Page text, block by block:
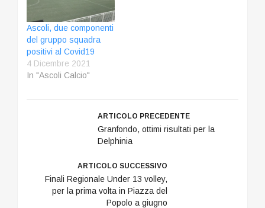
Ascoli, due componenti
del gruppo squadra
positivi al Covid19
4 Dicembre 2021
In "Ascoli Calcio"
ARTICOLO PRECEDENTE
Granfondo, ottimi risultati per la
Delphinia
ARTICOLO SUCCESSIVO
Finali Regionale Under 13 volley,
per la prima volta in Piazza del
Popolo a giugno